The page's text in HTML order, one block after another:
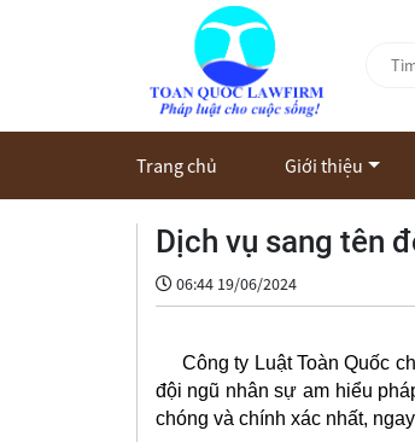
Trang chủ Giới thiệu
Dịch vụ sang tên
06:44 19/06/2024
Công ty Luật Toàn Quốc
đội ngũ nhân sự am hiểu
chóng và chính xác nhất,